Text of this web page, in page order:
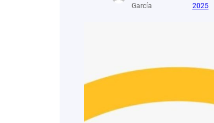
García
2025